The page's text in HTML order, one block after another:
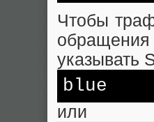
Чтобы
указывать
blue
или